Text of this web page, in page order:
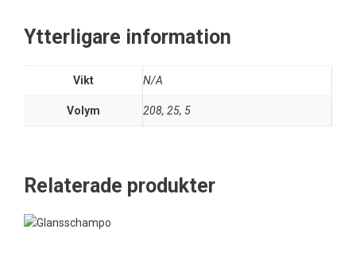
Ytterligare information
Vikt N/A
Volym 208, 25, 5
Relaterade produkter